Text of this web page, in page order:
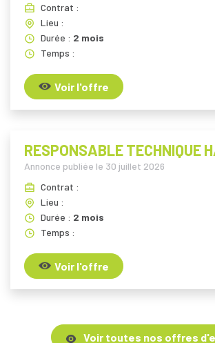
Contrat :
Lieu :
Durée : 2 mois
Temps :
Voir l'offre
RESPONSABLE TECHNIQUE
Annonce publiée le 30 juillet 2026
Contrat :
Lieu :
Durée : 2 mois
Temps :
Voir l'offre
Voir toutes nos offres